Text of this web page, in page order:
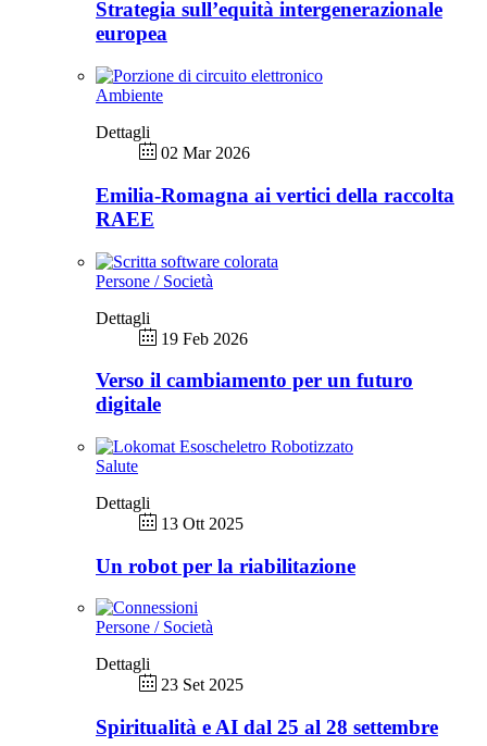
Strategia sull’equità intergenerazionale
europea
Ambiente
Dettagli
02 Mar 2026
Emilia-Romagna ai vertici della raccolta
RAEE
Persone / Società
Dettagli
19 Feb 2026
Verso il cambiamento per un futuro
digitale
Salute
Dettagli
13 Ott 2025
Un robot per la riabilitazione
Persone / Società
Dettagli
23 Set 2025
Spiritualità e AI dal 25 al 28 settembre